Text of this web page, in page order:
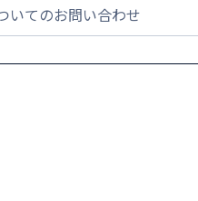
いてのお問い合わせ